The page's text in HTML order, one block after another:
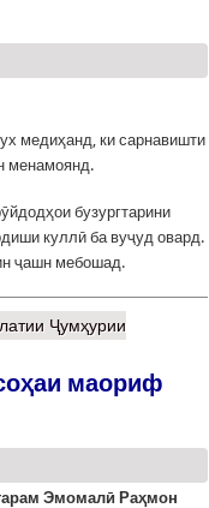
медиҳанд, ки сарнавишти
менамоянд.
бузургтарини
куллӣ ба вуҷуд овард.
ҷашн мебошад.
Ҷумҳурии
маориф
Эмомалӣ Раҳмон